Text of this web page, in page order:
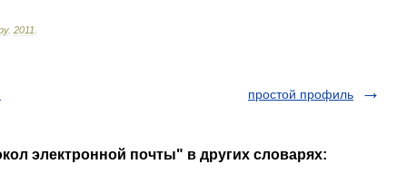
. 2011
простой профиль
электронной почты" в других словарях: